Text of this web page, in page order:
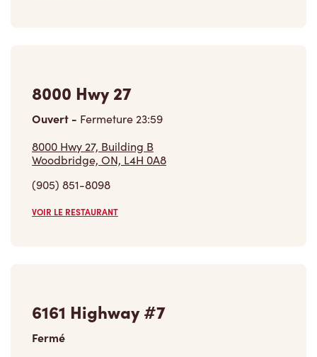
8000 Hwy 27
Ouvert - Fermeture23:59
8000 Hwy 27, Building B
Woodbridge, ON, L4H 0A8
(905) 851-8098
VOIR LE RESTAURANT
6161 Highway #7
Fermé